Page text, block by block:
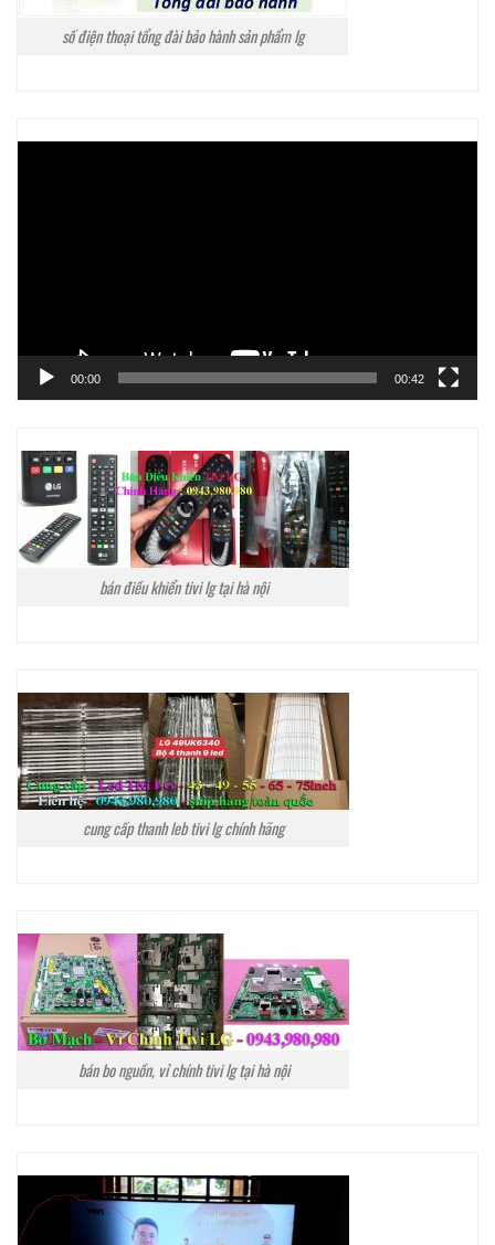
số điện thoại tổng đài bảo hành sản phẩm lg
00:00 00:42
bán điều khiển tivi lg tại hà nội
cung cấp thanh leb tivi lg chính hãng
bán bo nguồn, vỉ chính tivi lg tại hà nội